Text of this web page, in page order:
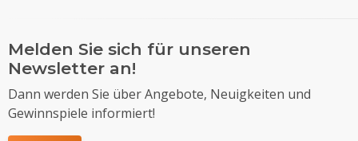
Melden Sie sich für unseren
Newsletter an!
Dann werden Sie über Angebote, Neuigkeiten und
Gewinnspiele informiert!